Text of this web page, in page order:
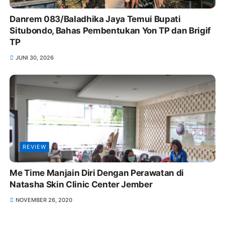
Danrem 083/Baladhika Jaya Temui Bupati
Situbondo, Bahas Pembentukan Yon TP dan Brigif
TP
JUNI 30, 2026
REVIEW
Me Time Manjain Diri Dengan Perawatan di
Natasha Skin Clinic Center Jember
NOVEMBER 26, 2020